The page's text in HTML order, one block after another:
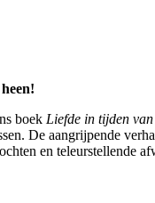
boek Liefde in tijden
De aangrijpende
en teleurstellende